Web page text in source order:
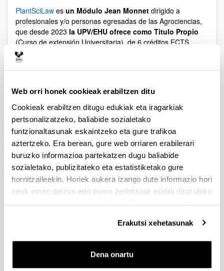
Web orri honek cookieak erabiltzen ditu
Cookieak erabiltzen ditugu edukiak eta iragarkiak
pertsonalizatzeko, baliabide sozialetako
funtzionaltasunak eskaintzeko eta gure trafikoa
aztertzeko. Era berean, gure web orriaren erabilerari
buruzko informazioa partekatzen dugu baliabide
sozialetako, publizitateko eta estatistiketako gure
hornitzaileekin. Horiek aukera izango dute informazio hori
zeuk eman diezun edo euren zerbitzuak erabili dituzulako
eskuratu duten bestelako informazio batekin uztartzeko.
Erakutsi xehetasunak
Dena onartu
PlantSciLaw es un Módulo Jean Monnet dirigido a
profesionales y/o personas egresadas de las Agrociencias,
que desde 2023 la UPV/EHU ofrece como Titulo Propio
(Curso de extensión Universitaria), de 6 créditos ECTS
(extensible a 8).
Europe
abierta
Idiomas de impartición: español, y en el caso de los
ponentes extranjeros, inglés.
Contacto:eu-frames.info@ehu.eus
InscripcionesAQUI
https://www.youtube.com/watch?v=hPFeZmziaqQ
Gora
Proyecto BURUXKARIAK
BBURUXKARIAK - Proyecto de investigación, transferencia y
Alimentaria en la ciudad de Vitoria-Gasteiz
Fundación Vita